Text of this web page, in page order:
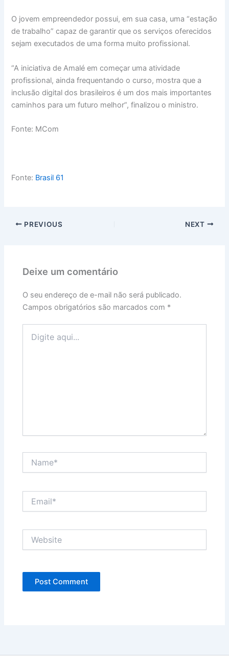
O jovem empreendedor possui, em sua casa, uma “estação
de trabalho” capaz de garantir que os serviços oferecidos
sejam executados de uma forma muito profissional.
“A iniciativa de Amalé em começar uma atividade
profissional, ainda frequentando o curso, mostra que a
inclusão digital dos brasileiros é um dos mais importantes
caminhos para um futuro melhor”, finalizou o ministro.
Fonte: MCom
Fonte: Brasil 61
PREVIOUS NEXT
Deixe um comentário
O seu endereço de e-mail não será publicado.
Campos obrigatórios são marcados com *
aqui...